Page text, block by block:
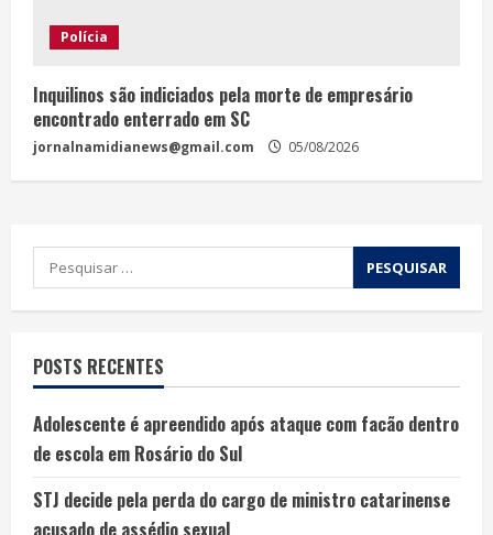
Polícia
Inquilinos são indiciados pela morte de empresário
encontrado enterrado em SC
jornalnamidianews@gmail.com 05/08/2026
POSTS RECENTES
Adolescente é apreendido após ataque com facão dentro
de escola em Rosário do Sul
STJ decide pela perda do cargo de ministro catarinense